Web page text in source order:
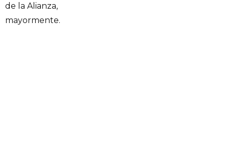
de la Alianza,
mayormente.